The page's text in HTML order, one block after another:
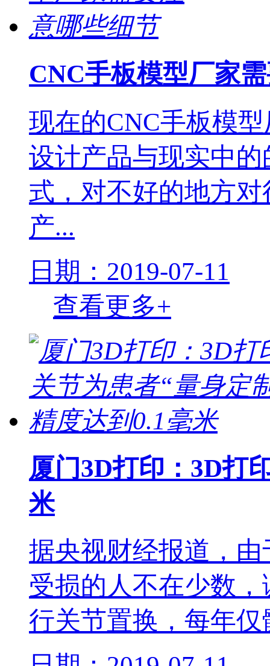
CNC手板模型厂家
现在的CNC手板模
设计产品与现实中
式，对不好的地方
产...
日期：2019-07-11
查看更多+
厦门3D打印：3D打
米
据央视财经报道，
受损的人不在少数
行关节置换，每年